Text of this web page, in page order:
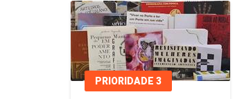
PRIORIDADE 3